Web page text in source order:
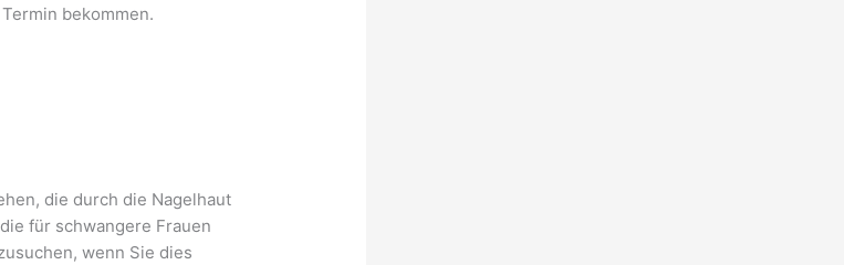
bekommen.
die durch die Nagelhaut
für schwangere Frauen
wenn Sie dies